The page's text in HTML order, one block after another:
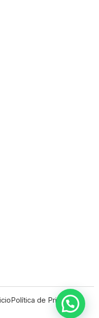
Política de Privacidad